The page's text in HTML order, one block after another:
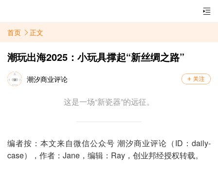
首页 正文
潮玩出海2025：小玩具撑起“新丝绸之路”
潮汐商业评论
这是一场“新瓷器”的远征。
编者按：本文来自微信公众号 潮汐商业评论（ID：daily-
case），作者：Jane，编辑：Ray，创业邦经授权转载。